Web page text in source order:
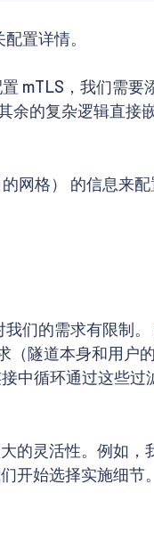
置详情。
mTLS，我们需要
余的复杂逻辑直接
网格） 的信息来
们的需求有限制
（隧道本身和用户
中循环通过这些过
的灵活性。例如，
开始选择实施细节。